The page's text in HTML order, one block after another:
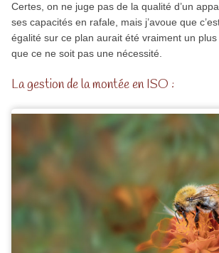
Certes, on ne juge pas de la qualité d’un
ses capacités en rafale, mais j’avoue que
égalité sur ce plan aurait été vraiment un
que ce ne soit pas une nécessité.
La gestion de la montée en ISO :